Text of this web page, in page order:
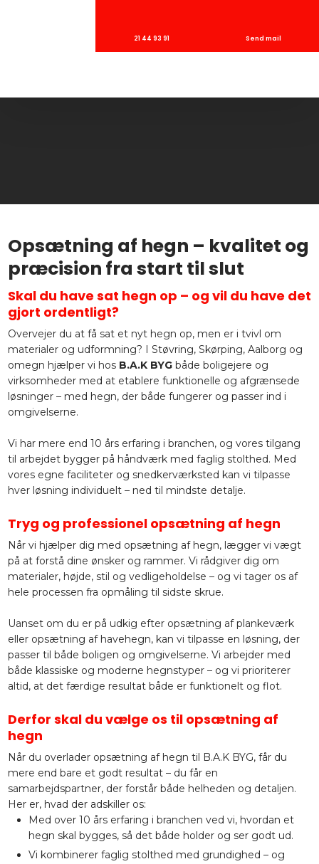
Opsætning af hegn – kvalitet og
præcision fra start til slut
Skal du have sat hegn op – og vil du have det
gjort ordentligt?
Overvejer du at få sat et nyt hegn op, men er i tvivl om
materialer og udformning? I Støvring, Skørping, Aalborg og
omegn hjælper vi hos B.A.K BYGbåde boligejere og
virksomheder med at etablere funktionelle og afgrænsede
løsninger – med hegn, der både fungerer og passer ind i
omgivelserne.
Vi har mere end 10 års erfaring i branchen, og vores tilgang
til arbejdet bygger på håndværk med faglig stolthed. Med
vores egne faciliteter og snedkerværksted kan vi tilpasse
hver løsning individuelt – ned til mindste detalje.
Tryg og professionel opsætning af hegn
Når vi hjælper dig med opsætning af hegn, lægger vi vægt
på at forstå dine ønsker og rammer. Vi rådgiver dig om
materialer, højde, stil og vedligeholdelse – og vi tager os af
hele processen fra opmåling til sidste skrue.
Uanset om du er på udkig efter opsætning af plankeværk
eller opsætning af havehegn, kan vi tilpasse en løsning, der
passer til både boligen og omgivelserne. Vi arbejder med
både klassiske og moderne hegnstyper – og vi prioriterer
altid, at det færdige resultat både er funktionelt og flot.
Derfor skal du vælge os til opsætning af
hegn
Når du overlader opsætning af hegn til B.A.K BYG, får du
mere end bare et godt resultat – du får en
samarbejdspartner, der forstår både helheden og detaljen.
Her er, hvad der adskiller os:
Med over 10 års erfaring i branchen ved vi, hvordan et
hegn skal bygges, så det både holder og ser godt ud.
Vi kombinerer faglig stolthed med grundighed – og
21 44 93 91 Send mail